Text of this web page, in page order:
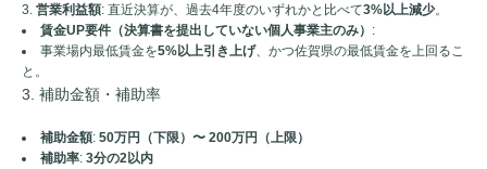
営業利益額: 直近決算が、過去4年度のいずれかと比べて3%以上減少。
賃金UP要件（決算書を提出していない個人事業主のみ） :
事業場内最低賃金を5%以上引き上げ、かつ佐賀県の最低賃金を上回るこ
と。
3. 補助金額・補助率
補助金額: 50万円（下限）〜 200万円（上限）
補助率: 3分の2以内